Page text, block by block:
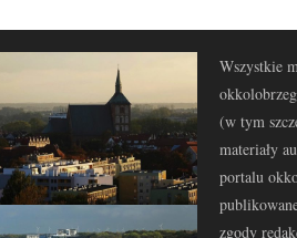
Wszystkie
(w tym
materiały
portalu
zgody